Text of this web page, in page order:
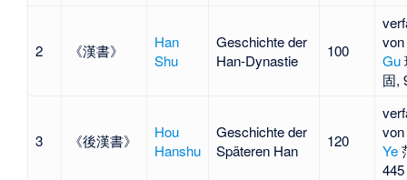
2 《漢書》
Han
Shu
Geschichte der
Han-Dynastie
100
von
Gu
固,
3 《後漢書》
Hou
Hanshu
Geschichte der
Späteren Han
120
von
Ye
445